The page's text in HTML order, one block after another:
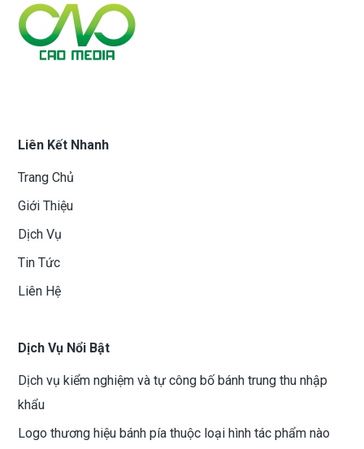
Liên Kết Nhanh
Trang Chủ
Giới Thiệu
Dịch Vụ
Tin Tức
Liên Hệ
Dịch Vụ Nổi Bật
Dịch vụ kiểm nghiệm và tự công bố bánh trung thu nhập
khẩu
Logo thương hiệu bánh pía thuộc loại hình tác phẩm nào